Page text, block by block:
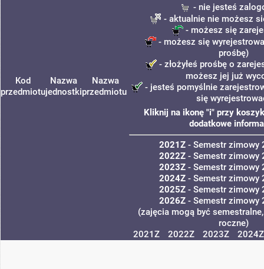
Kod
przedmiotu
Nazwa
jednostki
Nazwa
przedmiotu
- nie jesteś
- aktualnie nie możesz
- możesz się
- możesz się
prośbę)
- złożyłeś prośbę o
możesz jej już
- jesteś pomyślnie
się
Kliknij na ikonę "i" przy
dodatkowe
2021Z - Semestr
2022Z - Semestr
2023Z - Semestr
2024Z - Semestr
2025Z - Semestr
2026Z - Semestr
(zajęcia mogą być
roczne)
2021Z
2022Z 2023Z 2024Z